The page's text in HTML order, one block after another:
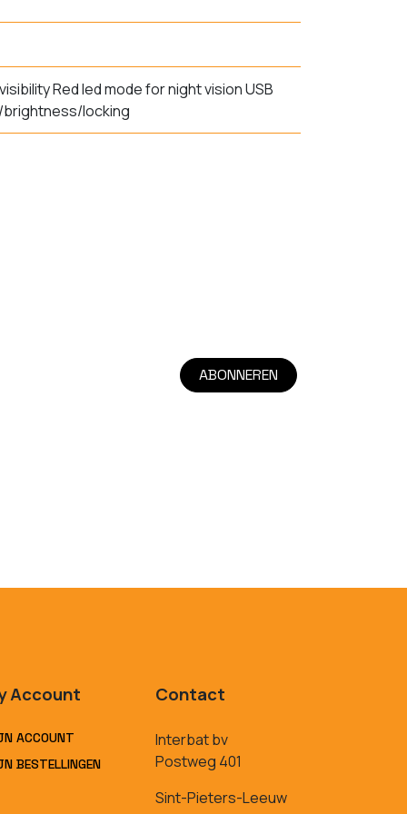
Red led mode for night vision USB
brightness/locking
ABONNEREN
Account
ACCOUNT
BESTELLINGEN
Contact
Interbat bv
Postweg 401
Sint-Pieters-Leeuw